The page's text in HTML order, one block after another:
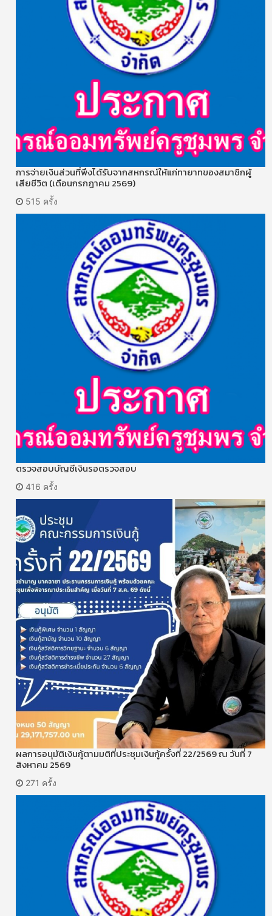
การจ่ายเงินส่วนที่พึงได้รับจากสหกรณ์ให้แก่ทายาทของสมาชิกผู้
เสียชีวิต (เดือนกรกฎาคม 2569)
515 ครั้ง
ตรวจสอบบัญชีเงินรอตรวจสอบ
416 ครั้ง
ผลการอนุมัติเงินกู้ตามมติที่ประชุมเงินกู้ครั้งที่ 22/2569 ณ วันที่ 7
สิงหาคม 2569
271 ครั้ง